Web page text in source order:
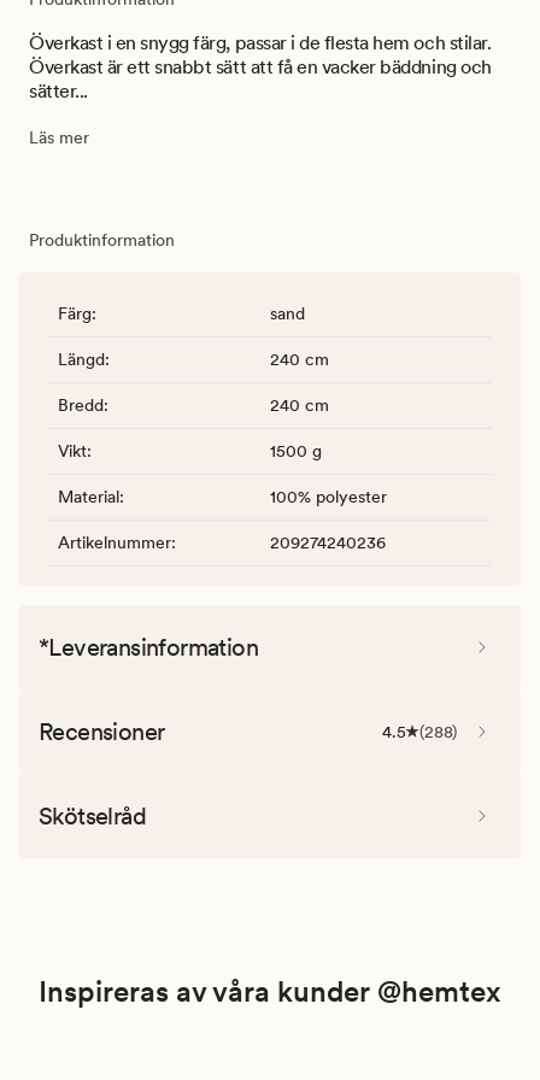
Överkast i en snygg färg, passar i de flesta hem och stilar.
Överkast är ett snabbt sätt att få en vacker bäddning och
sätter...
Läs mer
Produktinformation
Färg: sand
Längd: 240 cm
Bredd: 240 cm
Vikt: 1500 g
Material: 100% polyester
Artikelnummer: 209274240236
*Leveransinformation
Recensioner 4.5 (288)
Skötselråd
Inspireras av våra kunder @hemtex